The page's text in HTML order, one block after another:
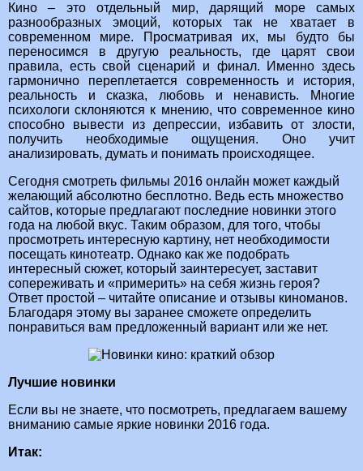
Кино – это отдельный мир, дарящий море самых
разнообразных эмоций, которых так не хватает в
современном мире. Просматривая их, мы будто бы
переносимся в другую реальность, где царят свои
правила, есть свой сценарий и финал. Именно здесь
гармонично переплетается современность и история,
реальность и сказка, любовь и ненависть. Многие
психологи склоняются к мнению, что современное кино
способно вывести из депрессии, избавить от злости,
получить необходимые ощущения. Оно учит
анализировать, думать и понимать происходящее.
Сегодня смотреть фильмы 2016 онлайн может каждый
желающий абсолютно бесплотно. Ведь есть множество
сайтов, которые предлагают последние новинки этого
года на любой вкус. Таким образом, для того, чтобы
просмотреть интересную картину, нет необходимости
посещать кинотеатр. Однако как же подобрать
интересный сюжет, который заинтересует, заставит
сопереживать и «примерить» на себя жизнь героя?
Ответ простой – читайте описание и отзывы киноманов.
Благодаря этому вы заранее сможете определить
понравиться вам предложенный вариант или же нет.
Лучшие новинки
Если вы не знаете, что посмотреть, предлагаем вашему
вниманию самые яркие новинки 2016 года.
Итак: